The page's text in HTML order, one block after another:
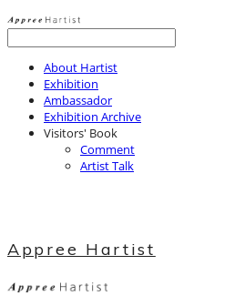
About Hartist
Exhibition
Ambassador
Exhibition Archive
Visitors' Book
Comment
Artist Talk
Appree Hartist